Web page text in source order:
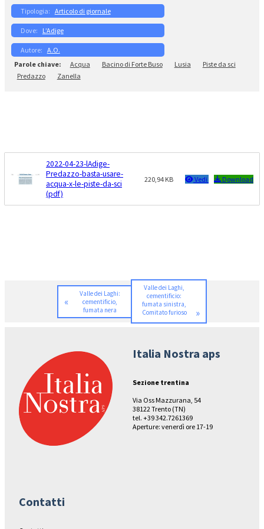
Articolo di giornale
L’Adige
A.O.
Acqua
Bacino di Forte Buso Lusia
Piste da sci
Predazzo
Zanella
2022-04-23-lAdige-
Predazzo-basta-usare-
acqua-x-le-piste-da-sci
(pdf)
220,94 KB Vedi Download
«
Valle dei Laghi:
cementificio,
fumata nera
Valle dei Laghi,
cementificio:
fumata sinistra,
Comitato furioso
»
Italia Nostra aps
Sezione trentina
Via Oss Mazzurana, 54
38122 Trento (TN)
tel. +39 342.7261369
Aperture: venerdì ore 17-19
Contatti